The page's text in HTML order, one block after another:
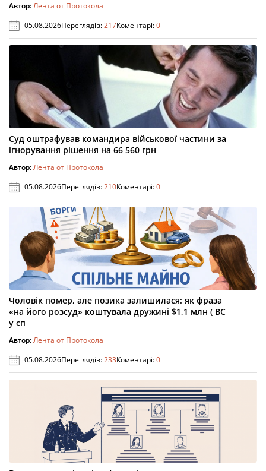
Автор:Лента от Протокола
05.08.2026Переглядів:217Коментарі:0
Суд оштрафував командира військової частини за
ігнорування рішення на 66 560 грн
Автор:Лента от Протокола
05.08.2026Переглядів:210Коментарі:0
Чоловік помер, але позика залишилася: як фраза
«на його розсуд» коштувала дружині $1,1 млн ( ВС
у сп
Автор:Лента от Протокола
05.08.2026Переглядів:233Коментарі:0